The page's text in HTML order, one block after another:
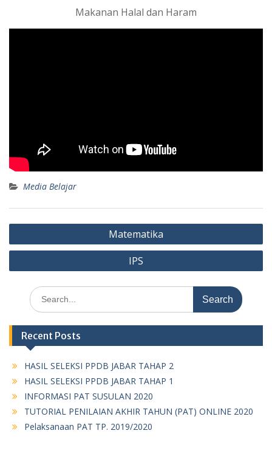
Makanan Halal dan Haram
Media Belajar
Post
navigation
Matematika
IPS
Search
for:
Recent Posts
HASIL SELEKSI PPDB JABAR TAHAP 2
HASIL SELEKSI PPDB JABAR TAHAP 1
INFORMASI PAT SUSULAN 2020
TUTORIAL PENILAIAN AKHIR TAHUN (PAT) ONLINE 2020
Pelaksanaan PAT TP. 2019/2020